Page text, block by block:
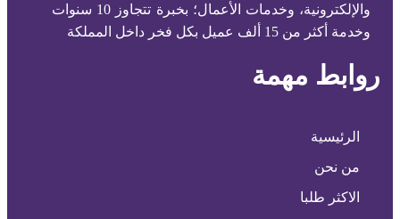
والإلكترونية، وخدمات الأعمال؛ بخبرة تتجاوز 10 سنوات
وخدمة أكثر من 15 ألف عميل بكل فخر داخل المملكة
روابط مهمة
الرئيسية
من نحن
الاكثر طلبا